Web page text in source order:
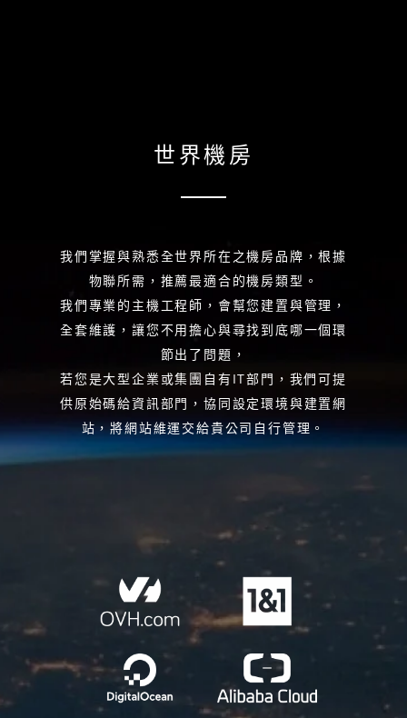
世界機房
我們掌握與熟悉全世界所在之機房品牌，根據
物聯所需，推薦最適合的機房類型。
我們專業的主機工程師，會幫您建置與管理，
全套維護，讓您不用擔心與尋找到底哪一個環
節出了問題，
若您是大型企業或集團自有IT部門，我們可提
供原始碼給資訊部門，協同設定環境與建置網
站，將網站維運交給貴公司自行管理。